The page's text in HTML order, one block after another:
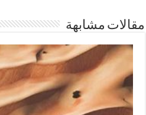
مقالات مشابهة